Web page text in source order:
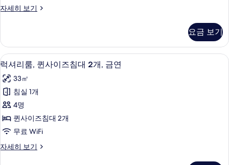
망
모
두
보
기
전
히
보
기
이
침
대
1
개,
금
연
사
진
모
자세히 보기
럭
킹
사
이
즈
침
대
개,
금
연
자
세
요금 보기
럭
셔
리
룸,
퀸
사
즈
오리/거위털 이불, 필로우탑 침대, 객실
6
럭셔리룸, 퀸사이즈침대 2개, 금연
33㎡
침실 1개
4명
퀸사이즈침대 2개
무료 WiFi
자세히 보기
럭